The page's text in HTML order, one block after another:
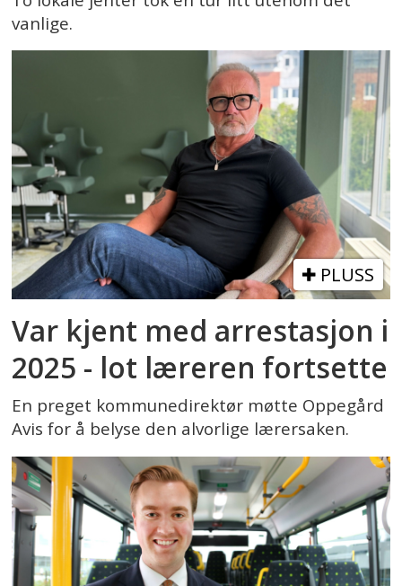
vanlige.
PLUSS
Var kjent med arrestasjon i
2025 - lot læreren fortsette
En preget kommunedirektør møtte Oppegård
Avis for å belyse den alvorlige lærersaken.